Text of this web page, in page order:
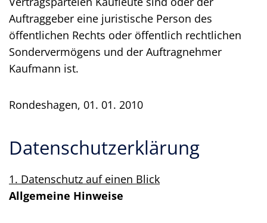
Auftraggeber eine juristische Person des
öffentlichen Rechts oder öffentlich rechtlichen
Sondervermögens und der Auftragnehmer
Kaufmann ist.
Rondeshagen, 01. 01. 2010
Datenschutzerklärung
1. Datenschutz auf einen Blick
Allgemeine Hinweise